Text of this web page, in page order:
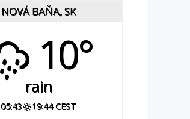
NOVÁ BAŇA, SK
10°
rain
05:43 19:44 CEST